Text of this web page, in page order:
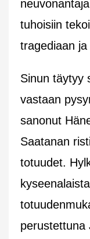
tuhoisiin
tragediaan
Sinun täytyy
vastaan
sanonut
Saatanan
totuudet.
perustettuna